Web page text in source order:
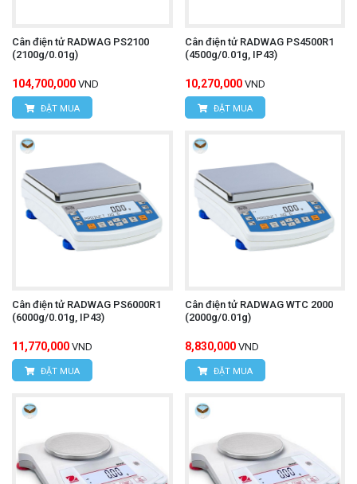
Cân điện tử RADWAG PS2100
(2100g/0.01g)
104,700,000 VND
ĐẶT MUA
Cân điện tử RADWAG PS4500R1
(4500g/0.01g, IP43)
10,270,000 VND
ĐẶT MUA
Cân điện tử RADWAG PS6000R1
(6000g/0.01g, IP43)
11,770,000 VND
ĐẶT MUA
Cân điện tử RADWAG WTC 2000
(2000g/0.01g)
8,830,000 VND
ĐẶT MUA